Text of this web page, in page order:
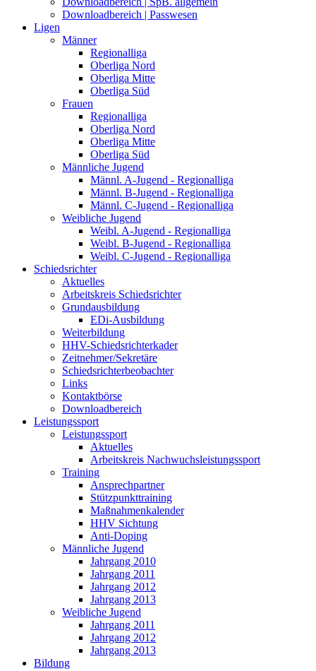
Downloadbereich | Passwesen
Ligen
Männer
Regionalliga
Oberliga Nord
Oberliga Mitte
Oberliga Süd
Frauen
Regionalliga
Oberliga Nord
Oberliga Mitte
Oberliga Süd
Männliche Jugend
Männl. A-Jugend - Regionalliga
Männl. B-Jugend - Regionalliga
Männl. C-Jugend - Regionalliga
Weibliche Jugend
Weibl. A-Jugend - Regionalliga
Weibl. B-Jugend - Regionalliga
Weibl. C-Jugend - Regionalliga
Schiedsrichter
Aktuelles
Arbeitskreis Schiedsrichter
Grundausbildung
EDi-Ausbildung
Weiterbildung
HHV-Schiedsrichterkader
Zeitnehmer/Sekretäre
Schiedsrichterbeobachter
Links
Kontaktbörse
Downloadbereich
Leistungssport
Leistungssport
Aktuelles
Arbeitskreis Nachwuchsleistungssport
Training
Ansprechpartner
Stützpunkttraining
Maßnahmenkalender
HHV Sichtung
Anti-Doping
Männliche Jugend
Jahrgang 2010
Jahrgang 2011
Jahrgang 2012
Jahrgang 2013
Weibliche Jugend
Jahrgang 2011
Jahrgang 2012
Jahrgang 2013
Bildung